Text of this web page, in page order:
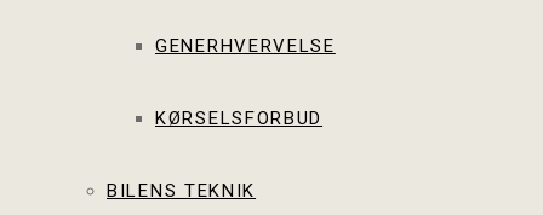
GENERHVERVELSE
KØRSELSFORBUD
BILENS TEKNIK